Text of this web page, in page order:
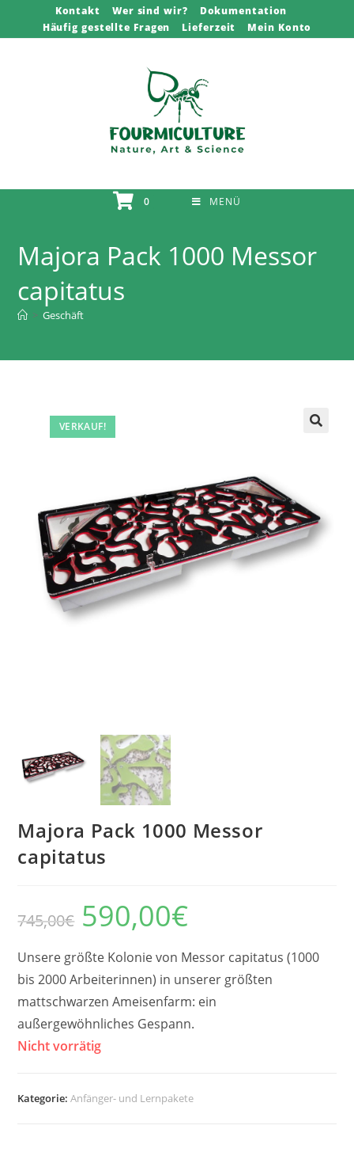
Kontakt Wer sind wir?
Dokumentation
Häufig gestellte Fragen
Lieferzeit Mein Konto
0 MENÜ
Majora Pack 1000 Messor
capitatus
> Geschäft
VERKAUF!
Majora Pack 1000 Messor
capitatus
745,00€
Der
ursprüngliche
Preis
745,00
€.
590,00€
590,00
€.
Unsere größte Kolonie von Messor capitatus (1000
bis 2000 Arbeiterinnen) in unserer größten
mattschwarzen Ameisenfarm: ein
außergewöhnliches Gespann.
Nicht vorrätig
Kategorie:Anfänger- und Lernpakete